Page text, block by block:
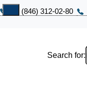
+7 (846) 312-02-80
Search for: